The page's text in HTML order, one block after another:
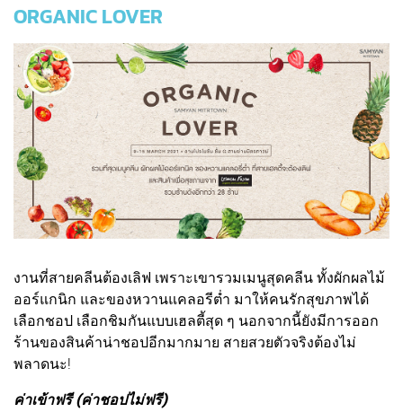
ORGANIC LOVER
งานที่สายคลีนต้องเลิฟ เพราะเขารวมเมนูสุดคลีน ทั้งผักผลไม้
ออร์แกนิก และของหวานแคลอรีต่ำ มาให้คนรักสุขภาพได้
เลือกชอป เลือกชิมกันแบบเฮลตี้สุด ๆ นอกจากนี้ยังมีการออก
ร้านของสินค้าน่าชอปอีกมากมาย สายสวยตัวจริงต้องไม่
พลาดนะ!
ค่าเข้าฟรี (ค่าชอปไม่ฟรี)